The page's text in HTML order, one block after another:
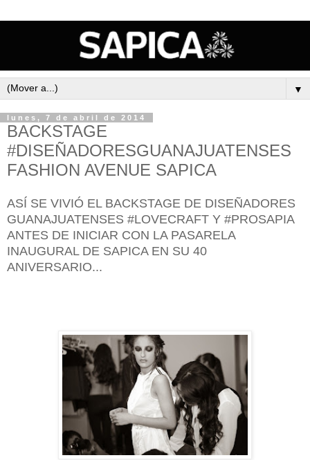
▼
lunes, 7 de abril de 2014
BACKSTAGE
#DISEÑADORESGUANAJUATENSES
FASHION AVENUE SAPICA
ASÍ SE VIVIÓ EL BACKSTAGE DE DISEÑADORES
GUANAJUATENSES #LOVECRAFT Y #PROSAPIA
ANTES DE INICIAR CON LA PASARELA
INAUGURAL DE SAPICA EN SU 40
ANIVERSARIO...